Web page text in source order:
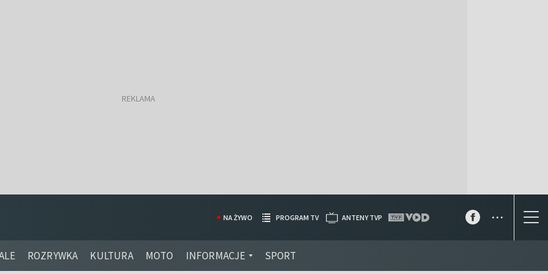
ROZRYWKA KULTURA MOTO INFORMACJE SPORT
NA ŻYWO PROGRAM TV ANTENY TVP ...